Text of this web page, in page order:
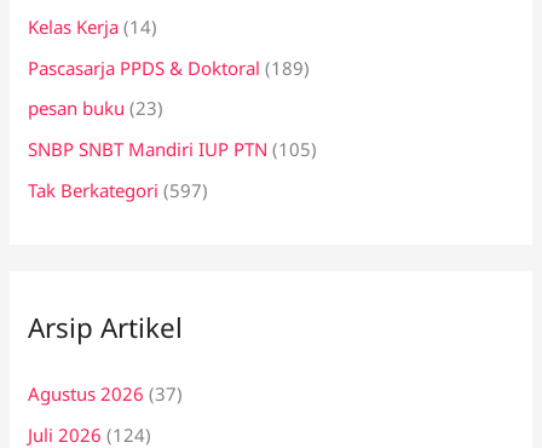
Kelas Kerja (14)
Pascasarja PPDS & Doktoral (189)
pesan buku (23)
SNBP SNBT Mandiri IUP PTN (105)
Tak Berkategori (597)
Arsip Artikel
Agustus 2026 (37)
Juli 2026 (124)